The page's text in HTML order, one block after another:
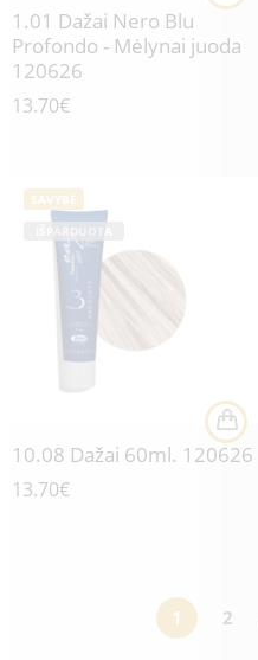
1.01 Dažai Nero Blu
Profondo - Mėlynai juoda
120626
13.70€
SAVYBĖ
IŠPARDUOTA
10.08 Dažai 60ml. 120626
13.70€
1 2